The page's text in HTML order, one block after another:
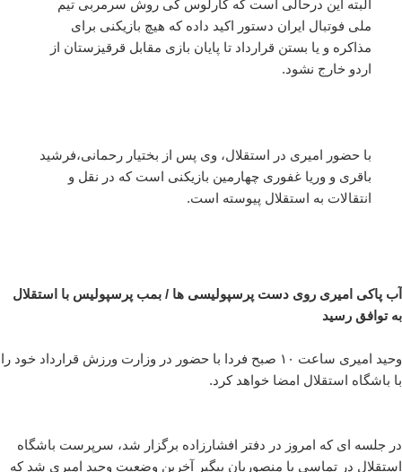
البته این درحالی است که کارلوس کی روش سرمربی تیم
ملی فوتبال ایران دستور اکید داده که هیچ بازیکنی برای
مذاکره و یا بستن قرارداد تا پایان بازی مقابل قرقیزستان از
اردو خارج نشود.
با حضور امیری در استقلال، وی پس از بختیار رحمانی،فرشید
باقری و وریا غفوری چهارمین بازیکنی است که در نقل و
انتقالات به استقلال پیوسته است.
آب پاکی امیری روی دست پرسپولیسی ها / بمب پرسپولیس با استقلال
به توافق رسید
وحید امیری ساعت ۱۰ صبح فردا با حضور در وزارت ورزش قرارداد خود را
با باشگاه استقلال امضا خواهد کرد.
در جلسه ای که امروز در دفتر افشارزاده برگزار شد، سرپرست باشگاه
استقلال در تماسی با منصوریان پیگیر آخرین وضعیت وحید امیری شد که